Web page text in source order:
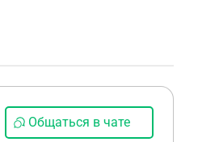
Общаться в чате